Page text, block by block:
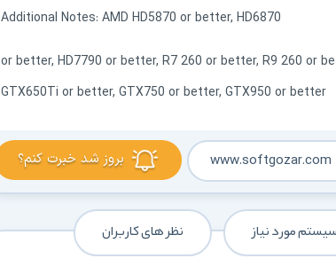
Additional Notes: AMD HD5870 or better, HD6870
or better, HD7790 or better, R7 260 or better, R9 260 or
GTX650Ti or better, GTX750 or better, GTX950 or better
بروز شد خبرت کنم؟ www.softgozar.com
سیستم مورد نیاز نظر های کاربران